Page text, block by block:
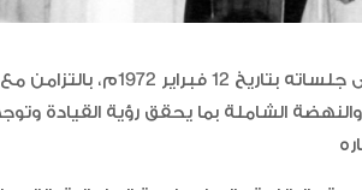
ساهم المجلس الوطني الاتحادي منذ عقد أولى
والنهضة الشاملة بما يحقق رؤية القيادة